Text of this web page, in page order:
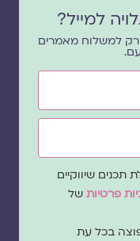
למייל?
למשלוח מאמרים
שיווקיים
פרטיותשל
בכל עת